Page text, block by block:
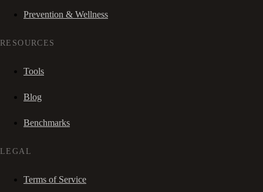
Prevention & Wellness
RESOURCES
Tools
Blog
Benchmarks
LEGAL
Terms of Service